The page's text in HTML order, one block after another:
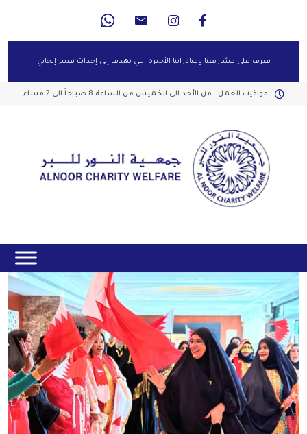
تعرف على مشاريعنا ومبادراتنا الأخيرة التي تهدف إلى إحداث تغيير إيجابي
مواقيت العمل : من الأحد الى الخميس من الساعة 8 صباحاً الى 2 مساء